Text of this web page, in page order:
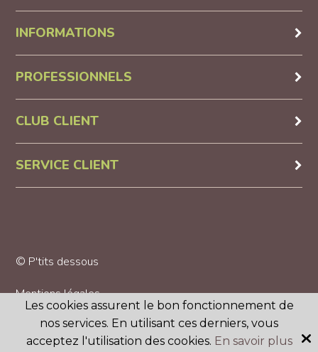
INFORMATIONS
PROFESSIONNELS
CLUB CLIENT
SERVICE CLIENT
© P'tits dessous
Mentions légales
Les cookies assurent le bon fonctionnement de
nos services. En utilisant ces derniers, vous
acceptez l'utilisation des cookies. En savoir plus